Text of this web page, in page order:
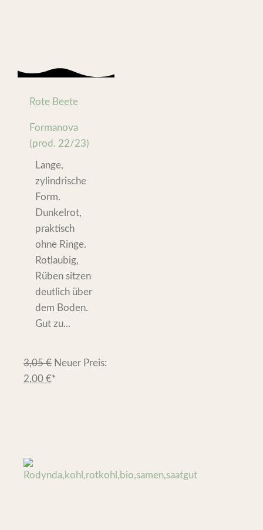
Rote Beete
Formanova
(prod. 22/23)
Lange,
zylindrische
Form.
Dunkelrot,
praktisch
ohne Ringe.
Rotlaubig,
Rüben sitzen
deutlich über
dem Boden.
Gut zu...
3,05€ Neuer Preis:
2,00 €*